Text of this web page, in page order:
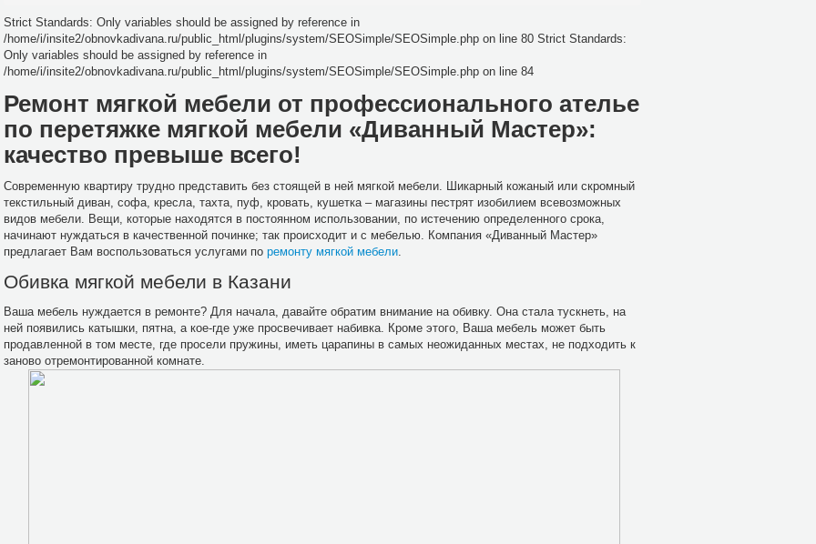
Strict Standards: Only variables should be assigned by reference in
/home/i/insite2/obnovkadivana.ru/public_html/plugins/system/SEOSimple/SEOSimple.php on line 80 Strict Standards:
Only variables should be assigned by reference in
/home/i/insite2/obnovkadivana.ru/public_html/plugins/system/SEOSimple/SEOSimple.php on line 84
Ремонт мягкой мебели от профессионального ателье
по перетяжке мягкой мебели «Диванный Мастер»:
качество превыше всего!
Современную квартиру трудно представить без стоящей в ней мягкой мебели. Шикарный кожаный или скромный
текстильный диван, софа, кресла, тахта, пуф, кровать, кушетка – магазины пестрят изобилием всевозможных
видов мебели. Вещи, которые находятся в постоянном использовании, по истечению определенного срока,
начинают нуждаться в качественной починке; так происходит и с мебелью. Компания «Диванный Мастер»
предлагает Вам воспользоваться услугами по ремонту мягкой мебели.
Обивка мягкой мебели в Казани
Ваша мебель нуждается в ремонте? Для начала, давайте обратим внимание на обивку. Она стала тускнеть, на
ней появились катышки, пятна, а кое-где уже просвечивает набивка. Кроме этого, Ваша мебель может быть
продавленной в том месте, где просели пружины, иметь царапины в самых неожиданных местах, не подходить к
заново отремонтированной комнате.